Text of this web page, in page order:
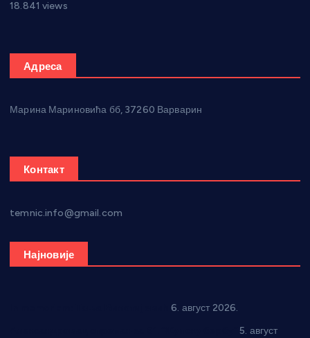
18.841 views
Адреса
Марина Мариновића бб, 37260 Варварин
Контакт
temnic.info@gmail.com
Најновије
6. август 2026.
5. август